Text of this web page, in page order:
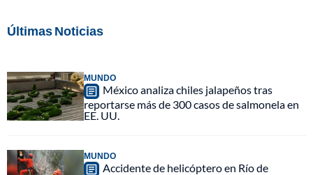
Últimas Noticias
MUNDO
México analiza chiles jalapeños tras
reportarse más de 300 casos de salmonela en
EE. UU.
MUNDO
Accidente de helicóptero en Río de